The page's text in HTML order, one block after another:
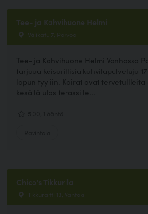
Tee- ja Kahvihuone Helmi
Välikatu 7, Porvoo
Tee- ja Kahvihuone Helmi Vanhassa
tarjoaa keisarillisia kahvilapalveluja
lopun tyyliin. Koirat ovat tervetullleita
kesällä ulos terassille...
Chico's Tikkurila
Tikkuraitti 13, Vantaa